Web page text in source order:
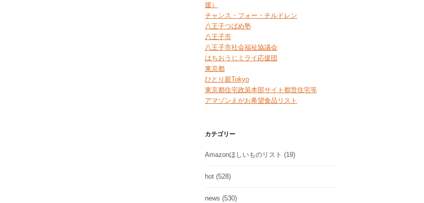
援）
チャンス・フォー・チルドレン
八王子つばめ塾
八王子市
八王子市社会福祉協議会
はちおうじミライ応援団
東京都
ひとり親Tokyo
東京都住宅政策本部サイト都営住宅等
アマゾンえがお希望食品リスト
カテゴリー
Amazonほしいものリスト (19)
hot (528)
news (530)